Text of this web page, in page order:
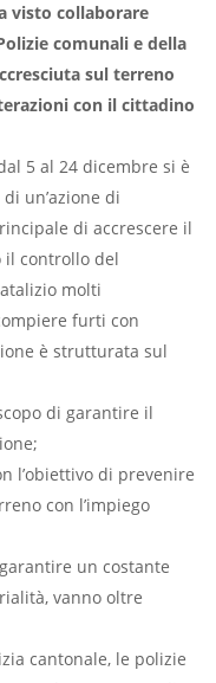
visto collaborare
comunali e della
sul terreno
con il cittadino
5 al 24 dicembre si è
di un’azione di
di accrescere il
il controllo del
molti
furti con
è strutturata sul
di garantire il
l’obiettivo di prevenire
con l’impiego
un costante
vanno oltre
cantonale, le polizie